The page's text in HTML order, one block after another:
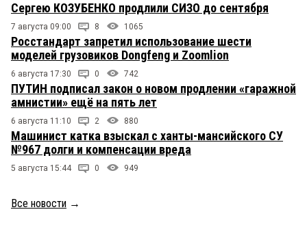
Сергею КОЗУБЕНКО продлили СИЗО до сентября
7 августа 09:00 8 1065
Росстандарт запретил использование шести
моделей грузовиков Dongfeng и Zoomlion
6 августа 17:30 0 742
ПУТИН подписал закон о новом продлении «гаражной
амнистии» ещё на пять лет
6 августа 11:10 2 880
Машинист катка взыскал с ханты-мансийского СУ
№967 долги и компенсации вреда
5 августа 15:44 0 949
Все новости →